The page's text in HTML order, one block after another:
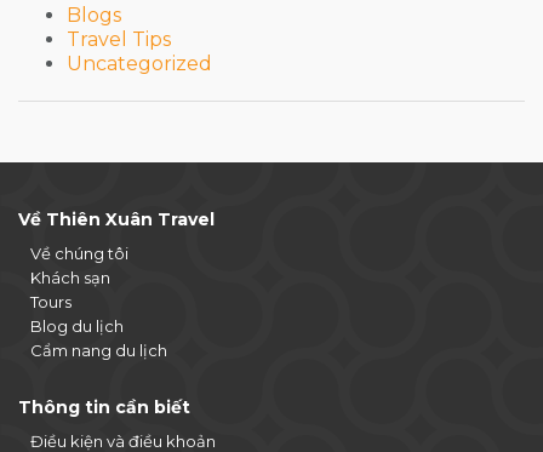
Blogs
Travel Tips
Uncategorized
Về Thiên Xuân Travel
Về chúng tôi
Khách sạn
Tours
Blog du lịch
Cẩm nang du lịch
Thông tin cần biết
Điều kiện và điều khoản